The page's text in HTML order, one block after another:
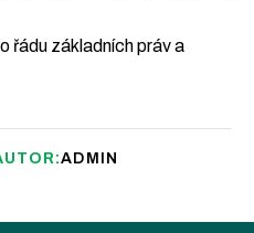
řádu základních práv a
ADMIN